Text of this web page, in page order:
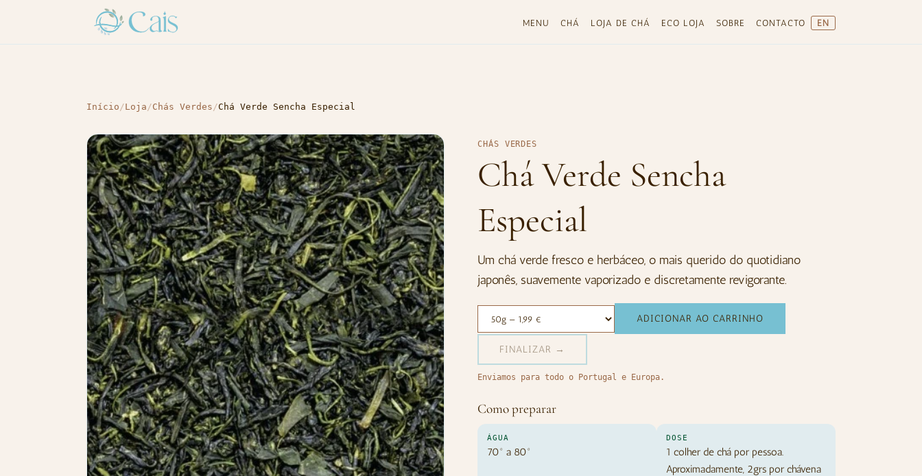
MENU CHÁ LOJA DE CHÁ ECO LOJA SOBRE CONTACTO EN
Início /Loja /Chás Verdes /Chá Verde Sencha Especial
CHÁS VERDES
Chá Verde Sencha
Especial
Um chá verde fresco e herbáceo, o mais querido do quotidiano
japonês, suavemente vaporizado e discretamente revigorante.
ADICIONAR AO CARRINHO
FINALIZAR →
Enviamos para todo o Portugal e Europa.
Como preparar
ÁGUA
70º a 80º
DOSE
1 colher de chá por pessoa.
Aproximadamente, 2grs por chávena